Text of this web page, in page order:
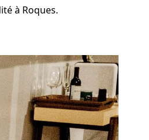
à Roques.